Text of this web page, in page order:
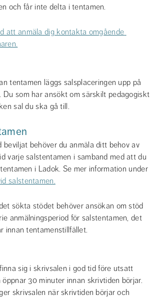
och får inte delta i tentamen.
att anmäla dig kontakta omgående
tentamen läggs salsplaceringen upp på
Du som har ansökt om särskilt pedagogiskt
sal du ska gå till.
beviljat behöver du anmäla ditt behov av
varje salstentamen i samband med att du
anmäler dig till salstentamen i Ladok. Se mer information under
salstentamen.
sökta stödet behöver ansökan om stöd
anmälningsperiod för salstentamen, det
innan tentamenstillfället.
sig i skrivsalen i god tid före utsatt
30 minuter innan skrivtiden börjar.
skrivsalen när skrivtiden börjar och